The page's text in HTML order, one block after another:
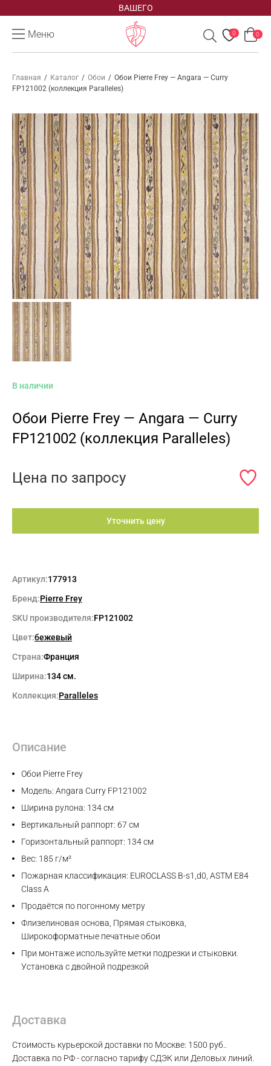
ВАШЕГО
Меню 0 0
Главная / Каталог / Обои / Обои Pierre Frey — Angara — Curry
FP121002 (коллекция Paralleles)
В наличии
Обои Pierre Frey — Angara — Curry
FP121002 (коллекция Paralleles)
Цена по запросу
Уточнить цену
Артикул:177913
Бренд:Pierre Frey
SKU производителя:FP121002
Цвет:бежевый
Страна:Франция
Ширина:134 см.
Коллекция:Paralleles
Описание
Обои Pierre Frey
Модель: Angara Curry FP121002
Ширина рулона: 134 см
Вертикальный раппорт: 67 см
Горизонтальный раппорт: 134 см
Вес: 185 г/м²
Пожарная классификация: EUROCLASS B-s1,d0, ASTM E84
Class A
Продаётся по погонному метру
Флизелиновая основа, Прямая стыковка,
Широкоформатные печатные обои
При монтаже используйте метки подрезки и стыковки.
Установка с двойной подрезкой
Доставка
Стоимость курьерской доставки по Москве: 1500 руб..
Доставка по РФ - согласно тарифу СДЭК или Деловых линий.
Max